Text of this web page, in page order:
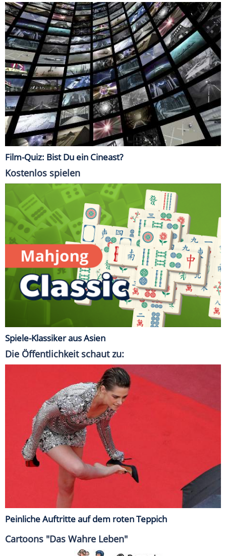
Film-Quiz: Bist Du ein Cineast?
Kostenlos spielen
Spiele-Klassiker aus Asien
Die Öffentlichkeit schaut zu:
Peinliche Auftritte auf dem roten Teppich
Cartoons "Das Wahre Leben"